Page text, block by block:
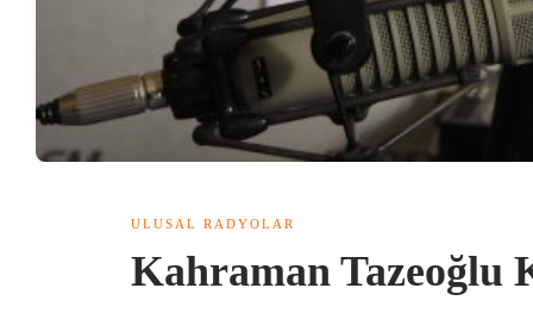
ULUSAL RADYOLAR
Kahraman Tazeoğlu